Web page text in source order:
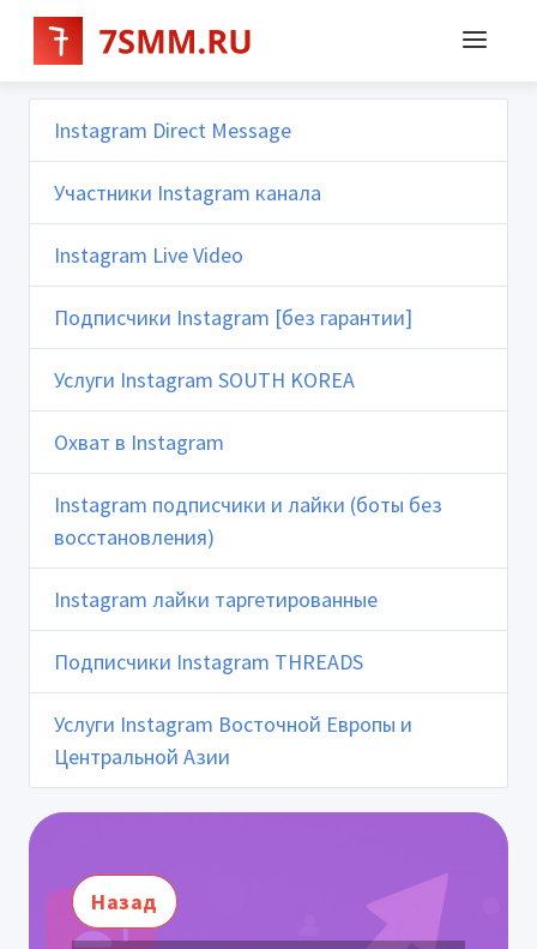
Instagram Direct Message
Участники Instagram канала
Instagram Live Video
Подписчики Instagram [без гарантии]
Услуги Instagram SOUTH KOREA
Охват в Instagram
Instagram подписчики и лайки (боты без
восстановления)
Instagram лайки таргетированные
Подписчики Instagram THREADS
Услуги Instagram Восточной Европы и
Центральной Азии
Назад